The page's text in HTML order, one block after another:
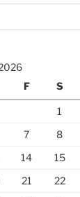
F S
1
7 8
14 15
21 22